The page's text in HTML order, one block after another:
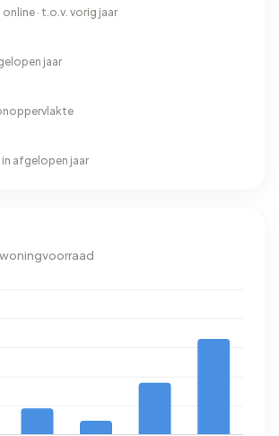
· t.o.v. vorig jaar
jaar
in afgelopen jaar